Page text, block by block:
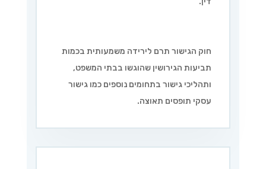
חוק הגישור תרם לירידה משמעותית בכמות
תביעות הגירושין שהוגשו בבתי המשפט,
ותהליכי גישור בתחומים נוספים כמו גישור
עסקי תופסים תאוצה.